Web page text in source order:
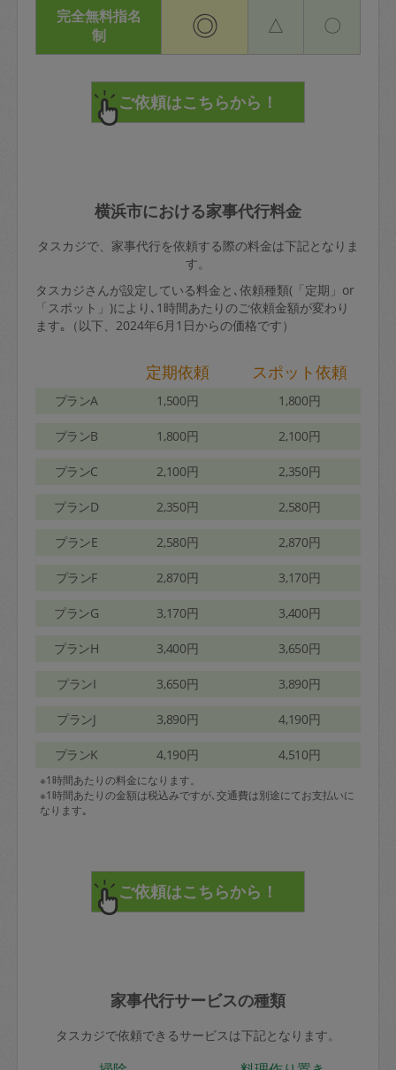
完全無料指名
制
◎ △ 〇
横浜市における家事代行料金
タスカジで、家事代行を依頼する際の料金は下記となりま
す。
タスカジさんが設定している料金と､依頼種類(「定期」or
「スポット」)により､1時間あたりのご依頼金額が変わり
ます｡（以下、2024年6月1日からの価格です）
定期依頼 スポット依頼
プランA 1,500円 1,800円
プランB 1,800円 2,100円
プランC 2,100円 2,350円
プランD 2,350円 2,580円
プランE 2,580円 2,870円
プランF 2,870円 3,170円
プランG 3,170円 3,400円
プランH 3,400円 3,650円
プランI 3,650円 3,890円
プランJ 3,890円 4,190円
プランK 4,190円 4,510円
※1時間あたりの料金になります。
※1時間あたりの金額は税込みですが､交通費は別途にてお支払いに
なります｡
家事代行サービスの種類
タスカジで依頼できるサービスは下記となります。